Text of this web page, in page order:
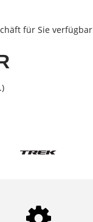
für Sie verfügbar